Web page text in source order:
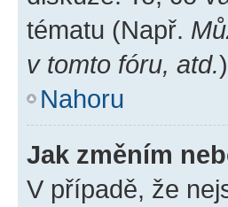
tématu (Např.
v tomto fóru, atd.
Nahoru
Jak změním
V případě, že